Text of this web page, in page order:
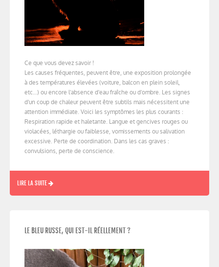
Ce que vous devez savoir !
Les causes fréquentes, peuvent être, une exposition prolongée
à des températures élevées (voiture, balcon en plein soleil,
etc...) ou encore l'absence d'eau fraîche ou d'ombre. Les signes
d'un coup de chaleur peuvent être subtils mais nécessitent une
attention immédiate. Voici les symptômes les plus courants :
Respiration rapide et haletante. Langue et gencives rouges ou
violacées, léthargie ou faiblesse, vomissements ou salivation
excessive. Perte de coordination. Dans les cas graves :
convulsions, perte de conscience.
LIRE LA SUITE
LE BLEU RUSSE, QUI EST-IL RÉELLEMENT ?